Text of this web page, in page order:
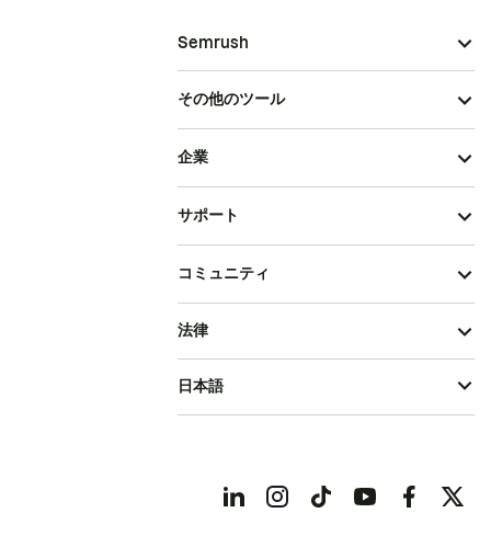
Semrush
その他のツール
企業
サポート
コミュニティ
法律
日本語